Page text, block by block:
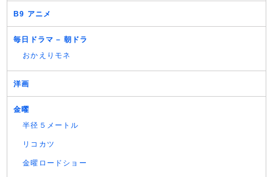
B9 アニメ
毎日ドラマ – 朝ドラ
おかえりモネ
洋画
金曜
半径５メートル
リコカツ
金曜ロードショー